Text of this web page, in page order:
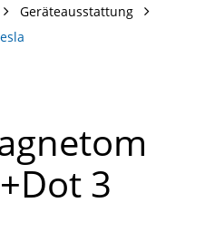
Geräteausstattung
3